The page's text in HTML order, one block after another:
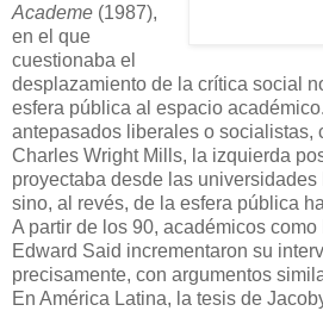
Academe (1987),
en el que
cuestionaba el
desplazamiento de la crítica social
esfera pública al espacio
antepasados liberales o socialistas,
Charles Wright Mills, la izquierda
proyectaba desde las
sino, al revés, de la esfera pública
A partir de los 90, académicos
Edward Said incrementaron su
precisamente, con argumentos
En América Latina, la tesis de